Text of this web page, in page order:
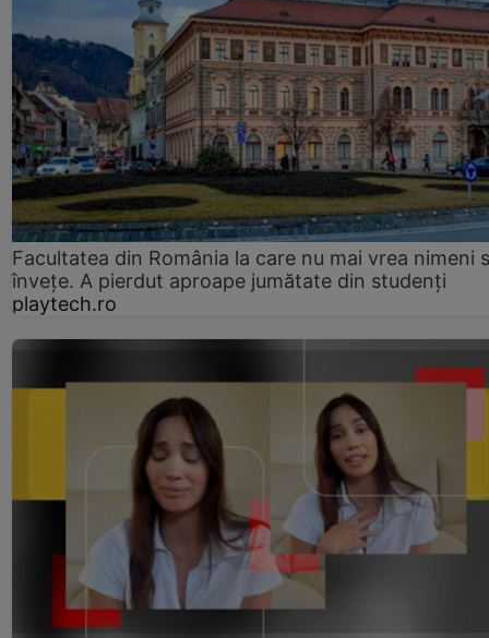
Facultatea din România la care nu mai vrea nimeni
înveţe. A pierdut aproape jumătate din studenţi
playtech.ro